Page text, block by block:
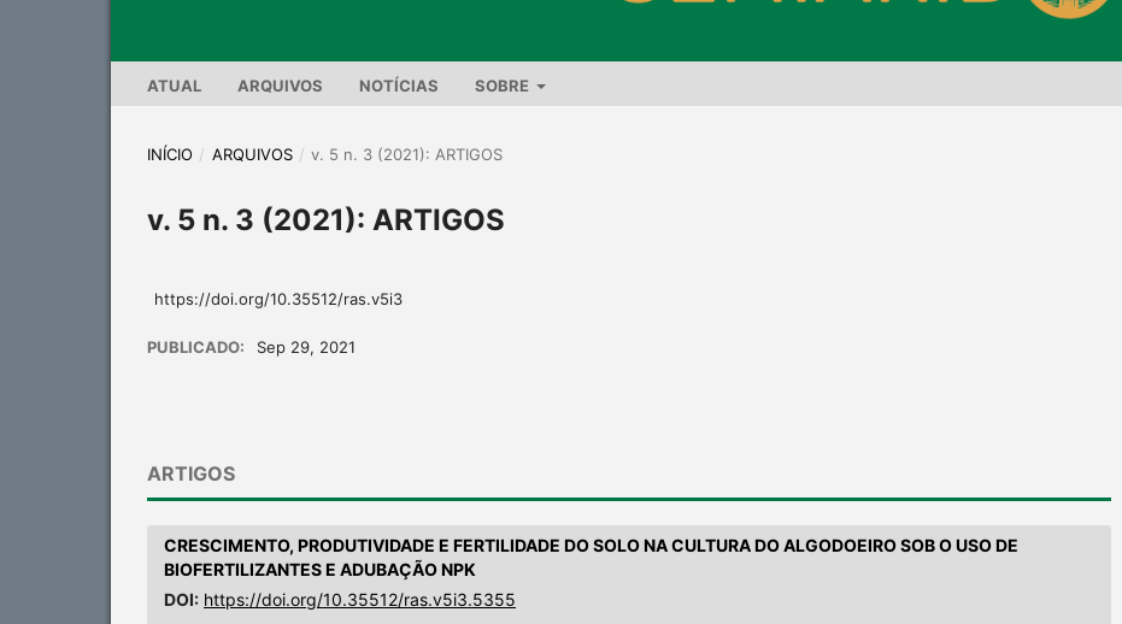
ATUAL ARQUIVOS NOTÍCIAS SOBRE
INÍCIO / ARQUIVOS / v. 5 n. 3 (2021): ARTIGOS
v. 5 n. 3 (2021): ARTIGOS
https://doi.org/10.35512/ras.v5i3
PUBLICADO: Sep 29, 2021
ARTIGOS
CRESCIMENTO, PRODUTIVIDADE E FERTILIDADE DO SOLO NA CULTURA DO ALGODOEIRO SOB O USO DE
BIOFERTILIZANTES E ADUBAÇÃO NPK
DOI: https://doi.org/10.35512/ras.v5i3.5355